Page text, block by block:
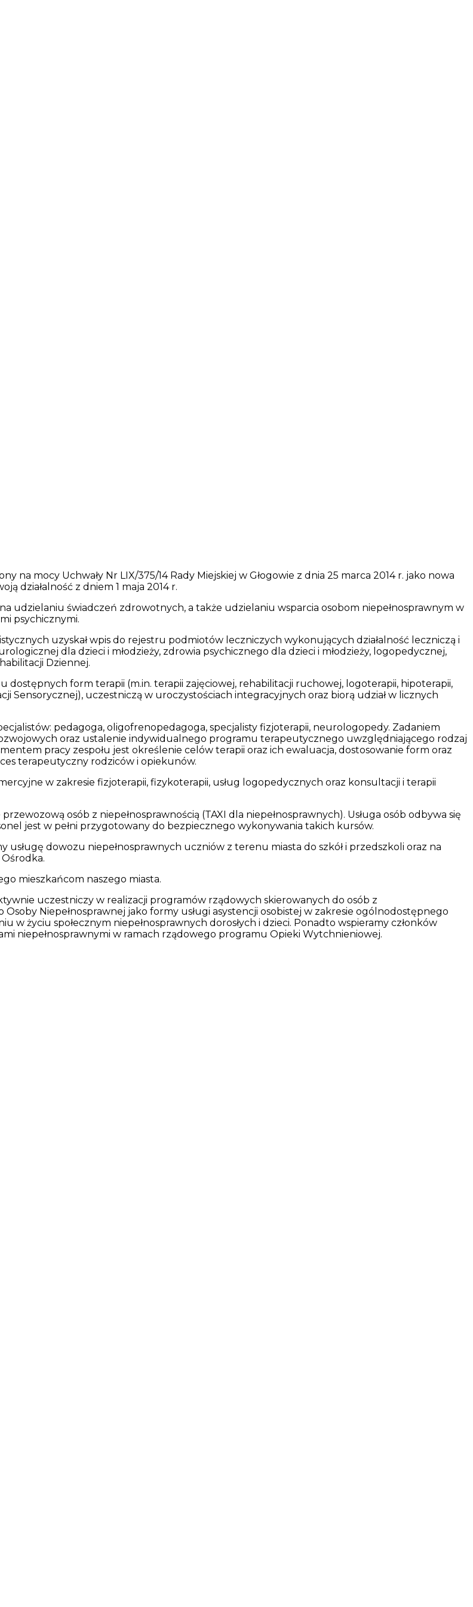
na mocy Uchwały Nr LIX/375/14 Rady Miejskiej w Głogowie z dnia 25 marca 2014 r. jako nowa
działalność z dniem 1 maja 2014 r.
udzielaniu świadczeń zdrowotnych, a także udzielaniu wsparcia osobom niepełnosprawnym w
psychicznymi.
uzyskał wpis do rejestru podmiotów leczniczych wykonujących działalność leczniczą i
dla dzieci i młodzieży, zdrowia psychicznego dla dzieci i młodzieży, logopedycznej,
Dziennej.
form terapii (m.in. terapii zajęciowej, rehabilitacji ruchowej, logoterapii, hipoterapii,
Sensorycznej), uczestniczą w uroczystościach integracyjnych oraz biorą udział w licznych
pedagoga, oligofrenopedagoga, specjalisty fizjoterapii, neurologopedy. Zadaniem
oraz ustalenie indywidualnego programu terapeutycznego uwzględniającego rodzaj
pracy zespołu jest określenie celów terapii oraz ich ewaluacja, dostosowanie form oraz
terapeutyczny rodziców i opiekunów.
w zakresie fizjoterapii, fizykoterapii, usług logopedycznych oraz konsultacji i terapii
osób z niepełnosprawnością (TAXI dla niepełnosprawnych). Usługa osób odbywa się
jest w pełni przygotowany do bezpiecznego wykonywania takich kursów.
dowozu niepełnosprawnych uczniów z terenu miasta do szkół i przedszkoli oraz na
mieszkańcom naszego miasta.
uczestniczy w realizacji programów rządowych skierowanych do osób z
Niepełnosprawnej jako formy usługi asystencji osobistej w zakresie ogólnodostępnego
życiu społecznym niepełnosprawnych dorosłych i dzieci. Ponadto wspieramy członków
niepełnosprawnymi w ramach rządowego programu Opieki Wytchnieniowej.